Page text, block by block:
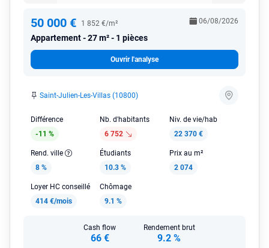
50 000 € 1 852 €/m²
Appartement 27 m² - 1 pièces
06/08/2026
Ouvrir l'analyse
Saint-Julien-Les-Villas (10800)
Différence
-11 %
Nb. d'habitants
6 752
Niv. de vie/hab
22 370 €
Rend. ville
8 %
Étudiants
10.3 %
Prix au m²
2 074
Loyer HC conseillé
414 €/mois
Chômage
9.1 %
Cash flow
66 €
Rendement brut
9.2 %